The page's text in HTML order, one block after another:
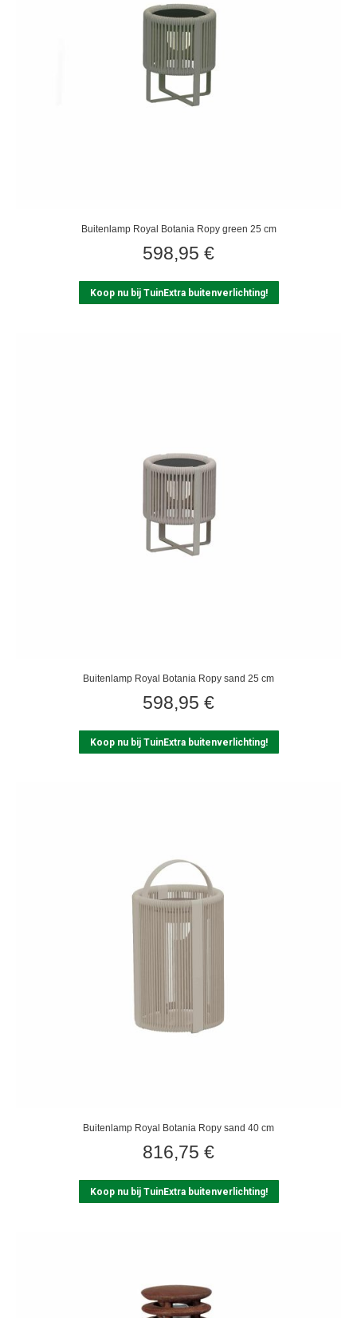
Buitenlamp Royal Botania Ropy green 25 cm
598,95 €
Koop nu bij TuinExtra buitenverlichting!
Buitenlamp Royal Botania Ropy sand 25 cm
598,95 €
Koop nu bij TuinExtra buitenverlichting!
Buitenlamp Royal Botania Ropy sand 40 cm
816,75 €
Koop nu bij TuinExtra buitenverlichting!